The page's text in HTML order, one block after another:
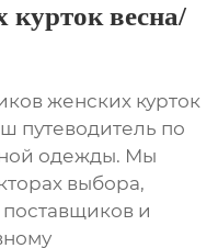
весна/
женских курток
путеводитель по
одежды. Мы
выбора,
и